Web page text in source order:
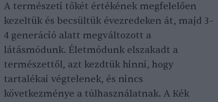
A természeti tőkét értékének megfelelően
kezeltük és becsültük évezredeken át, majd 3–
4 generáció alatt megváltozott a
látásmódunk. Életmódunk elszakadt a
természettől, azt kezdtük hinni, hogy
tartalékai végtelenek, és nincs
következménye a túlhasználatnak. A Kék